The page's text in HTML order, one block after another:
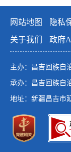
网站地图 隐私
关于我们
政府
主办：昌吉回族自
承办：昌吉回族自
地址：新疆昌吉市